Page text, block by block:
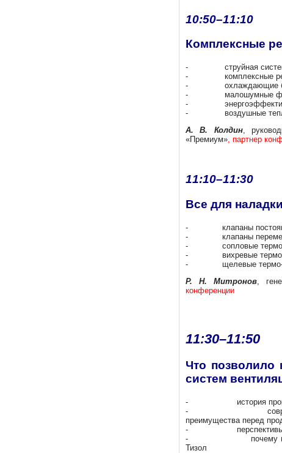
10:50–11:10
Комплексные
- струйная система
- комплексные
- охлаждающие
- малошумные
- энергоэффективные
- воздушные
А. В. Колдин,
«Премиум», партнер
11:10–11:30
Все для
- клапаны
- клапаны
- сопловые термо-
- вихревые термо-
- щелевые термо-
Р. Н. Митронов ,
конференции
11:30–11:50
Что позволило
систем
- история
- современная
преимущества перед
- перспективы
- почему
Тизол